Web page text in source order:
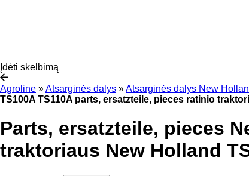
Įdėti skelbimą
Agroline »Atsarginės dalys »Atsarginės dalys New
TS100A TS110A parts, ersatzteile, pieces ratinio
Parts, ersatzteile, pieces
traktoriaus New Holland